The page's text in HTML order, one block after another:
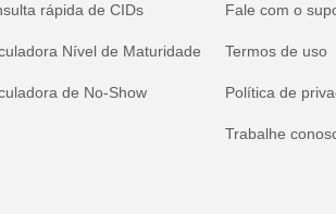
rápida de CIDs
Nível de Maturidade
de No-Show
Fale com o
Termos de uso
Política de
Trabalhe